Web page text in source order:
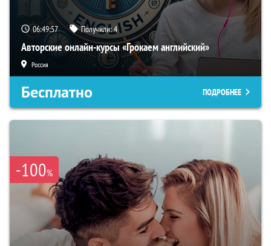
06:49:56 Получили:4
Авторские онлайн-курсы «Грокаем английский»
Россия
Бесплатно ПОДРОБНЕЕ
-100%